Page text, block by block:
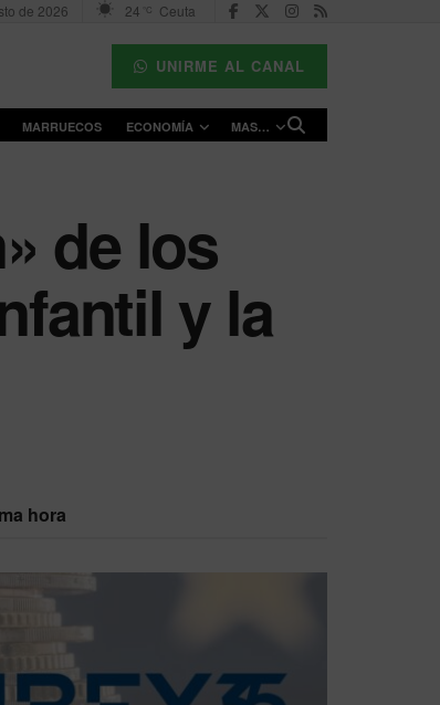
de 2026 24 °C Ceuta
UNIRME AL CANAL
MARRUECOS ECONOMÍA MAS…
de los
y la
hora